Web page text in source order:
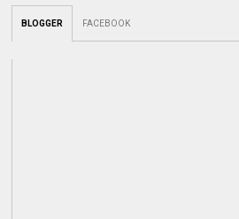
BLOGGER FACEBOOK